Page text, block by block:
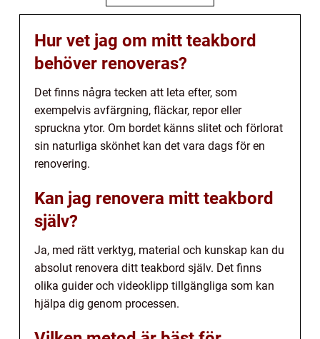
Hur vet jag om mitt teakbord
behöver renoveras?
Det finns några tecken att leta efter, som
exempelvis avfärgning, fläckar, repor eller
spruckna ytor. Om bordet känns slitet och förlorat
sin naturliga skönhet kan det vara dags för en
renovering.
Kan jag renovera mitt teakbord
själv?
Ja, med rätt verktyg, material och kunskap kan du
absolut renovera ditt teakbord själv. Det finns
olika guider och videoklipp tillgängliga som kan
hjälpa dig genom processen.